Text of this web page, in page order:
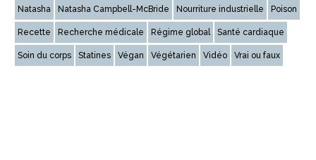
Natasha Natasha Campbell-McBride Nourriture industrielle Poison
Recette Recherche médicale Régime global Santé cardiaque
Soin du corps Statines Végan Végétarien Vidéo Vrai ou faux